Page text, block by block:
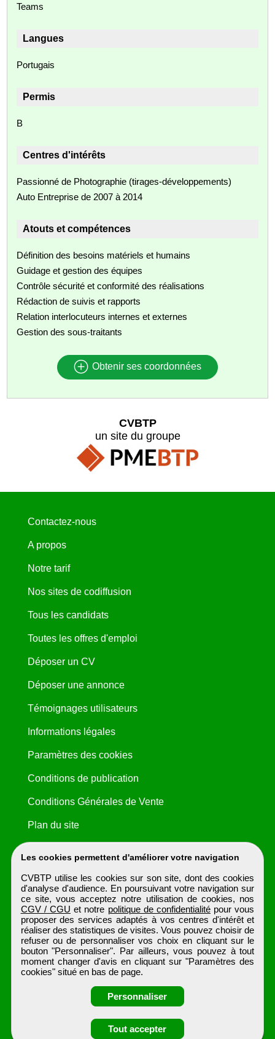
Obtenir ses
Teams
Langues
Portugais
Permis
B
Centres d'intérêts
Passionné de Photographie (tirages-développements)
Auto Entreprise de 2007 à 2014
Atouts et compétences
Définition des besoins matériels et humains
Guidage et gestion des équipes
Contrôle sécurité et conformité des réalisations
Rédaction de suivis et rapports
Relation interlocuteurs internes et externes
Gestion des sous-traitants
Obtenir ses coordonnées
Les cookies permettent d'améliorer votre navigation
CVBTP utilise les cookies sur son site, dont des cookies
d'analyse d'audience. En poursuivant votre navigation sur
ce site, vous acceptez notre utilisation de cookies, nos
CGV / CGU et notre politique de confidentialité pour vous
proposer des services adaptés à vos centres d'intérêt et
réaliser des statistiques de visites. Vous pouvez choisir de
refuser ou de personnaliser vos choix en cliquant sur le
bouton "Personnaliser". Par ailleurs, vous pouvez à tout
moment changer d'avis en cliquant sur "Paramètres des
cookies" situé en bas de page.
Personnaliser
Tout accepter
CVBTP
un site du groupe
Contactez-nous
A propos
Notre tarif
Nos sites de codiffusion
Tous les candidats
Toutes les offres d'emploi
Déposer un CV
Déposer une annonce
Témoignages utilisateurs
Informations légales
Paramètres des cookies
Conditions de publication
Conditions Générales de Vente
Plan du site